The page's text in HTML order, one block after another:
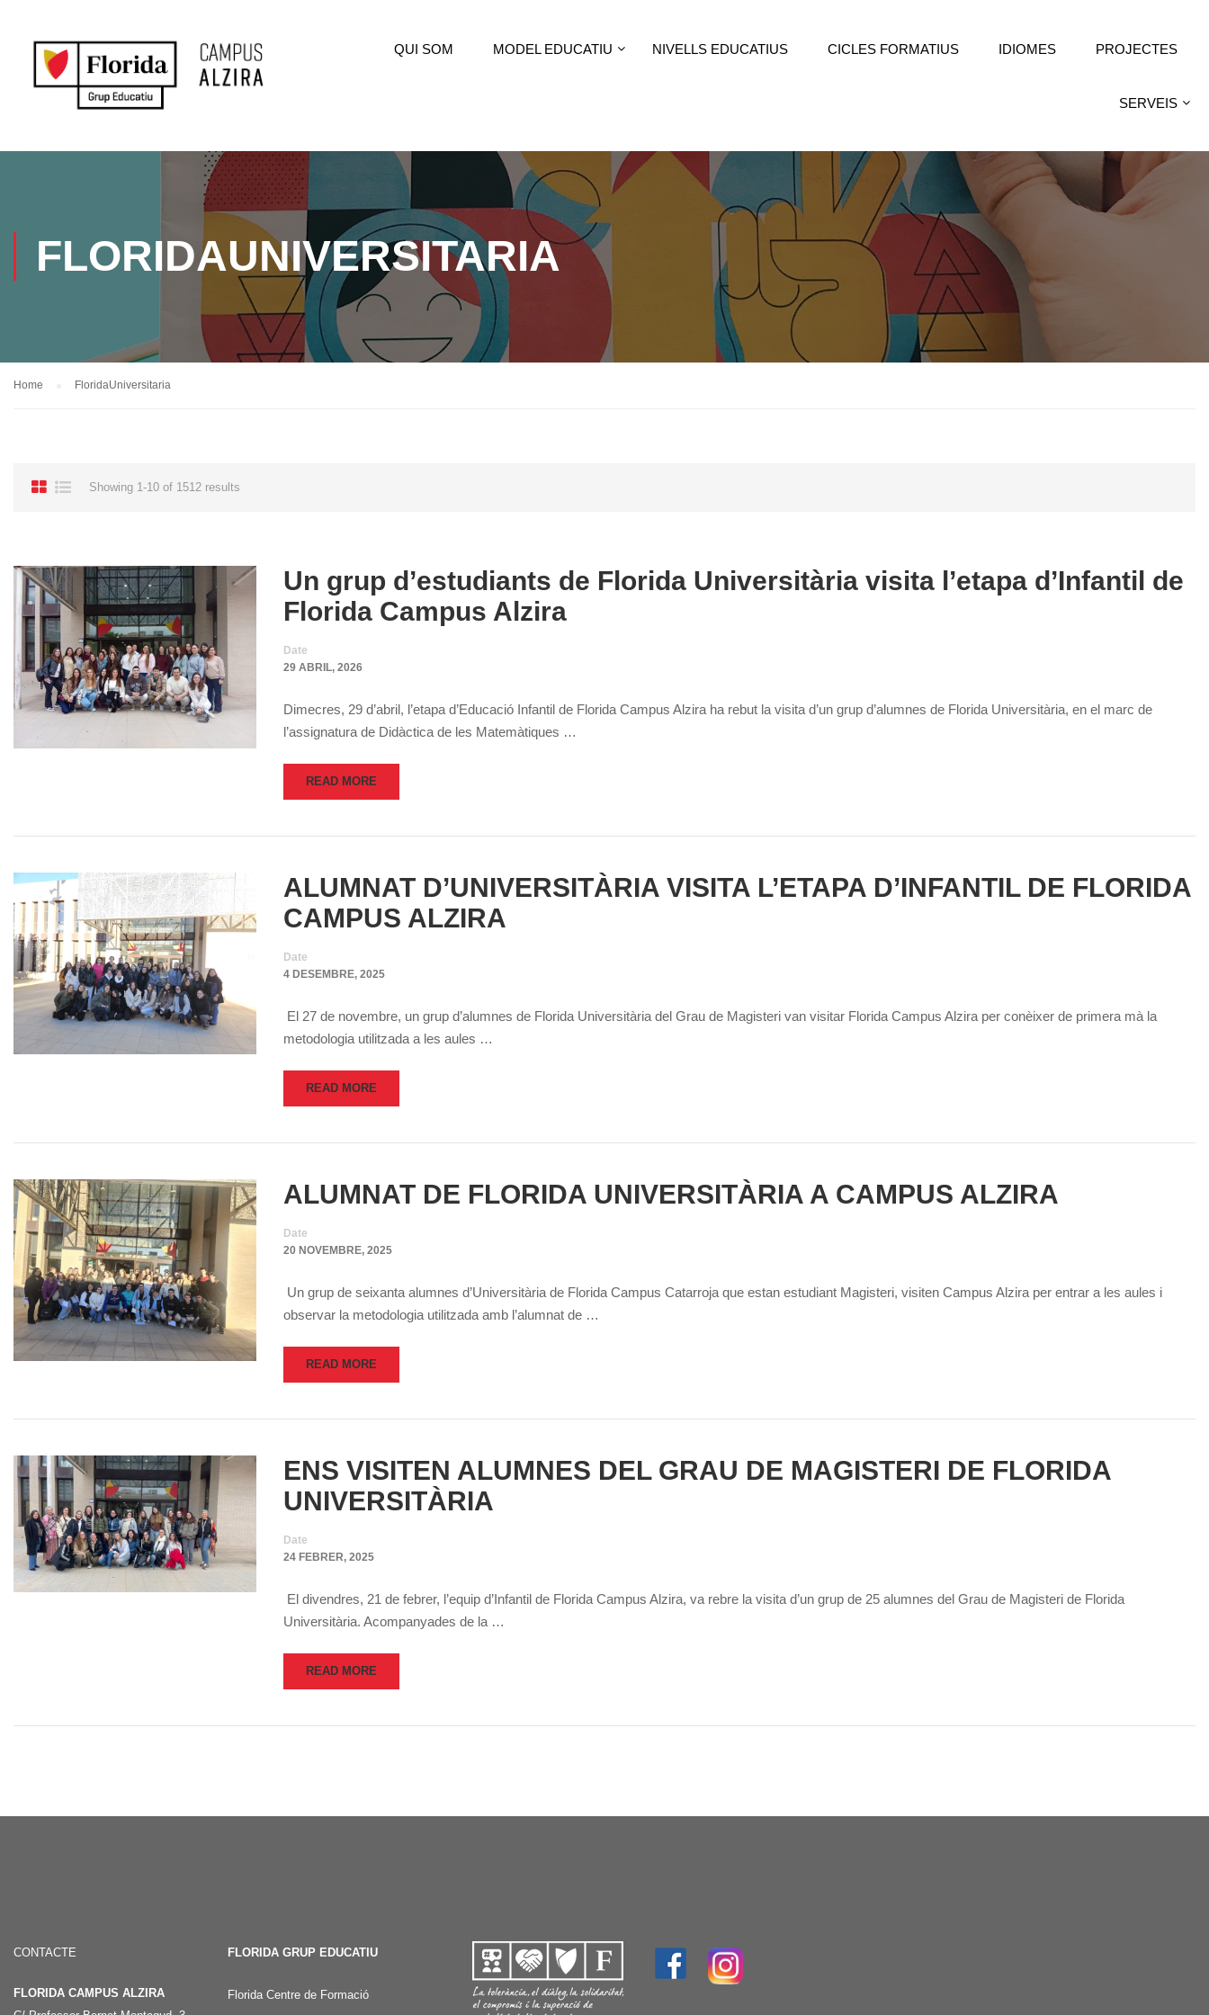
QUI SOM MODEL EDUCATIU NIVELLS EDUCATIUS CICLES FORMATIUS IDIOMES PROJECTES
SERVEIS
FLORIDAUNIVERSITARIA
Home FloridaUniversitaria
Showing 1-10 of 1512 results
Un grup d’estudiants de Florida Universitària visita l’etapa d’Infantil de
Florida Campus Alzira
Date
29 ABRIL, 2026
Dimecres, 29 d’abril, l’etapa d’Educació Infantil de Florida Campus Alzira ha rebut la visita d’un grup d’alumnes de Florida Universitària, en el marc de
l’assignatura de Didàctica de les Matemàtiques …
READ MORE
ALUMNAT D’UNIVERSITÀRIA VISITA L’ETAPA D’INFANTIL DE FLORIDA
CAMPUS ALZIRA
Date
4 DESEMBRE, 2025
El 27 de novembre, un grup d’alumnes de Florida Universitària del Grau de Magisteri van visitar Florida Campus Alzira per conèixer de primera mà la
metodologia utilitzada a les aules …
READ MORE
ALUMNAT DE FLORIDA UNIVERSITÀRIA A CAMPUS ALZIRA
Date
20 NOVEMBRE, 2025
Un grup de seixanta alumnes d’Universitària de Florida Campus Catarroja que estan estudiant Magisteri, visiten Campus Alzira per entrar a les aules i
observar la metodologia utilitzada amb l’alumnat de …
READ MORE
ENS VISITEN ALUMNES DEL GRAU DE MAGISTERI DE FLORIDA
UNIVERSITÀRIA
Date
24 FEBRER, 2025
El divendres, 21 de febrer, l’equip d’Infantil de Florida Campus Alzira, va rebre la visita d’un grup de 25 alumnes del Grau de Magisteri de Florida
Universitària. Acompanyades de la …
READ MORE
CONTACTE
FLORIDA CAMPUS ALZIRA
FLORIDA GRUP EDUCATIU
Florida Centre de Formació